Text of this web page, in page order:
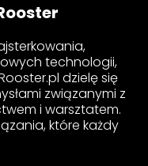
technologii,
dzielę się
związanymi z
i warsztatem.
które każdy